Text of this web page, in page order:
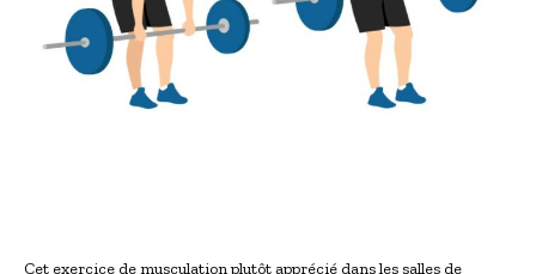
Cet exercice de musculation plutôt apprécié dans les salles de